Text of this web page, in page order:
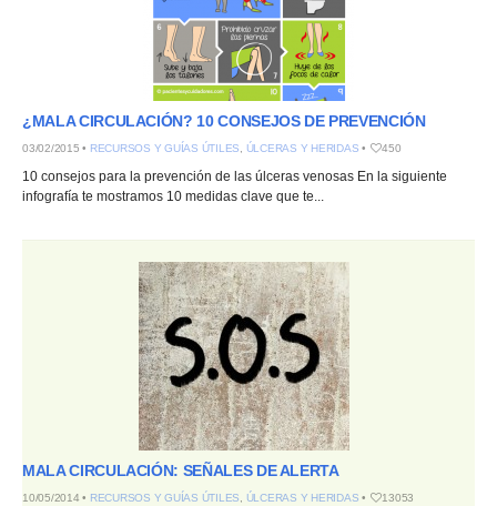
¿MALA CIRCULACIÓN? 10 CONSEJOS DE PREVENCIÓN
03/02/2015 • RECURSOS Y GUÍAS ÚTILES, ÚLCERAS Y HERIDAS • 450
10 consejos para la prevención de las úlceras venosas En la siguiente
infografía te mostramos 10 medidas clave que te...
MALA CIRCULACIÓN: SEÑALES DE ALERTA
10/05/2014 • RECURSOS Y GUÍAS ÚTILES, ÚLCERAS Y HERIDAS • 13053